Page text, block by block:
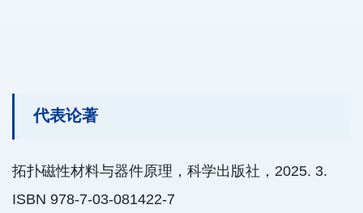
代表论著
拓扑磁性材料与器件原理，科学出版社，2025. 3.
ISBN 978-7-03-081422-7